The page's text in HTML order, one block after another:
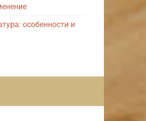
особенности и